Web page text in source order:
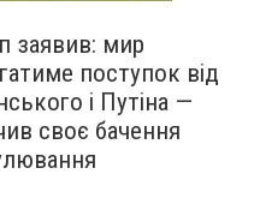
заявив: мир
поступок від
і Путіна —
своє бачення